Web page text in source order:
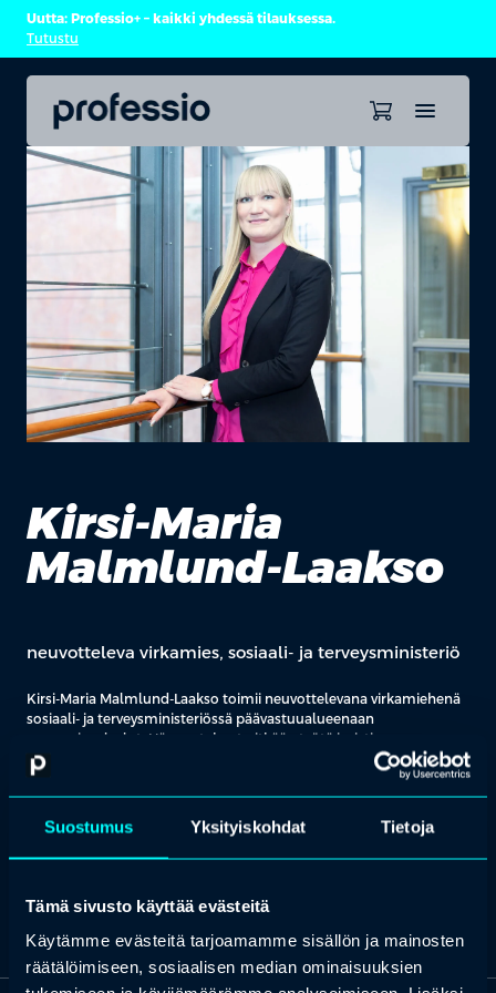
Suostumus Yksityiskohdat Tietoja
Tämä sivusto käyttää evästeitä
Käytämme evästeitä tarjoamamme sisällön ja mainosten
räätälöimiseen, sosiaalisen median ominaisuuksien
Uutta: Professio+ – kaikki yhdessä tilauksessa.
Tutustu
Kirsi-Maria
Malmlund-Laakso
neuvotteleva virkamies, sosiaali- ja terveysministeriö
Kirsi-Maria Malmlund-Laakso toimii neuvottelevana virkamiehenä
sosiaali- ja terveysministeriössä päävastuualueenaan
vammaispalvelut. Hän on tehnyt pitkään työtä juristina
vammaisten henkilöiden oikeuksien ja aseman turvaamisen
saralla. Akateeminen kiinnostus aiheeseen on yhdistynyt
käytännön näkökulmien ja kokemusten kanssa. Uran
alkuvaiheessa järjestötyö antoi hänelle hyvän näkemyksen alan
ytimeen, ja sen jälkeen ministeriöura lainvalmistelussa ja
vammaispalvelujen vastuualueella on jatkunut pian 10 vuoden